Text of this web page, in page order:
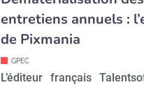
entretiens annuels :
de Pixmania
GPEC
L’éditeur français